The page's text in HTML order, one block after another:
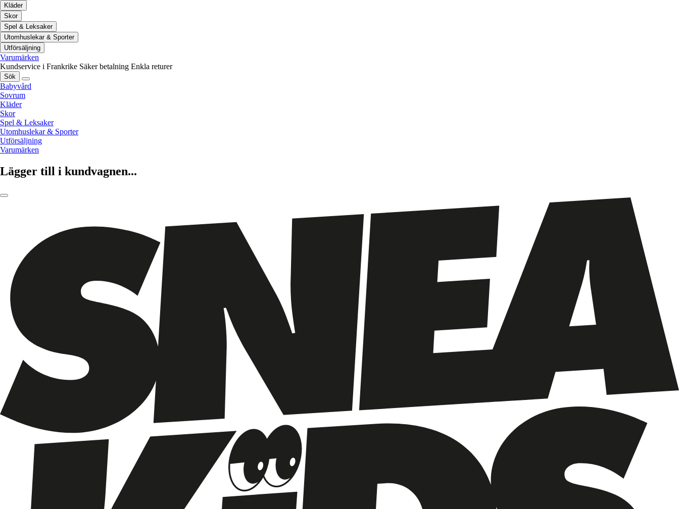
Kläder
Skor
Spel & Leksaker
Utomhuslekar & Sporter
Utförsäljning
Varumärken
Kundservice i Frankrike Säker betalning Enkla returer
Sök
Babyvård
Sovrum
Kläder
Skor
Spel & Leksaker
Utomhuslekar & Sporter
Utförsäljning
Varumärken
Lägger till i kundvagnen...